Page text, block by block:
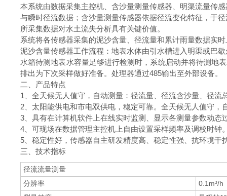
本系统由数据采集主控机、含沙量测量传感器、明渠流量传
与瞬时径流数据；含沙量测量传感器依据径流变化特征，于
所采集数据对水土流失分析具有关键价值。
系统将各传感器采集的泥沙含量、径流量和累计雨量数据实
泥沙含量传感器工作流程：地表水体由引水槽进入明渠或巴
水箱待测地表水容量足够进行检测时，系统启动并将待测地
排出为下次采样做好准备。处理器通过485输出至外部设备。
二、产品特点
1、全天候无人值守，自动测量：径流量、径流含沙量、径流
2、太阳能供电和市电双供电，稳定可靠。全天候无人值守，
3、具有在计算机软件上在线实时监测、显示各测量参数动态
4、可现场在数据管理主控机上自由设置采样频率及调校时钟
5、稳定性好，传感器自主研发精度高、稳定性强、抗环境干
三、技术指标
径流流量测量
分辨率
0.1m³/h